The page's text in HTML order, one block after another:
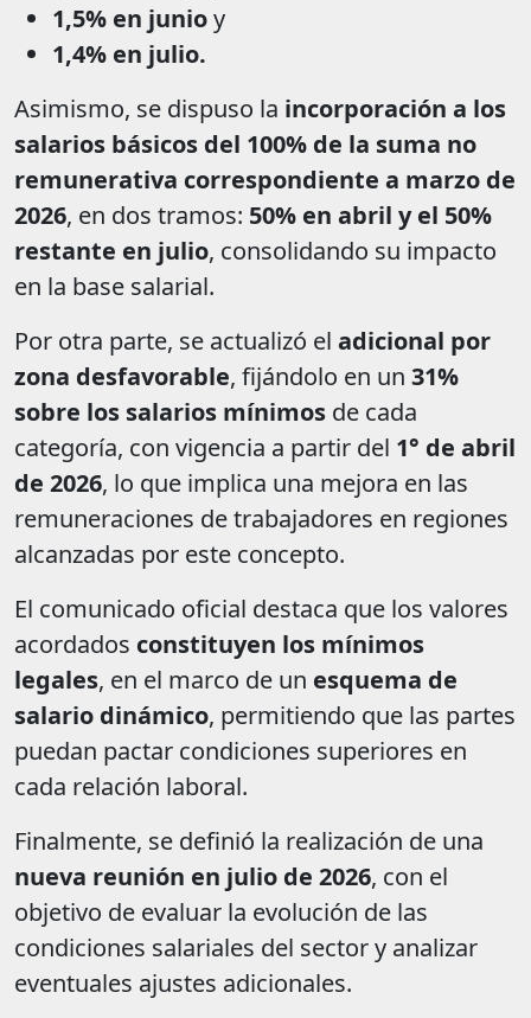
1,5% en junioy
1,4% en julio.
Asimismo, se dispuso la incorporación a los
salarios básicos del 100% de la suma no
remunerativa correspondiente a marzo de
2026, en dos tramos: 50% en abril y el 50%
restante en julio, consolidando su impacto
en la base salarial.
Por otra parte, se actualizó el adicional por
zona desfavorable, fijándolo en un 31%
sobre los salarios mínimos de cada
categoría, con vigencia a partir del 1° de abril
de 2026, lo que implica una mejora en las
remuneraciones de trabajadores en regiones
alcanzadas por este concepto.
El comunicado oficial destaca que los valores
acordados constituyen los mínimos
legales, en el marco de un esquema de
salario dinámico, permitiendo que las partes
puedan pactar condiciones superiores en
cada relación laboral.
Finalmente, se definió la realización de una
nueva reunión en julio de 2026, con el
objetivo de evaluar la evolución de las
condiciones salariales del sector y analizar
eventuales ajustes adicionales.